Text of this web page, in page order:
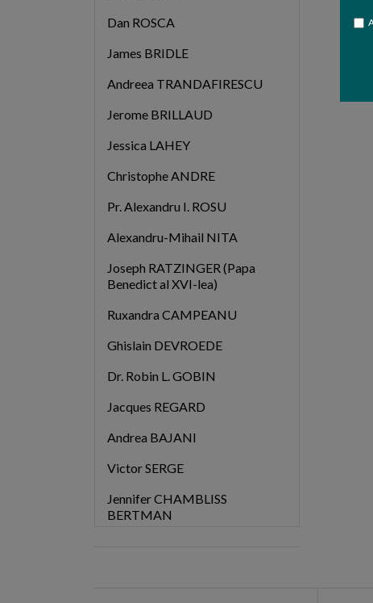
Dan ROSCA
James BRIDLE
Andreea TRANDAFIRESCU
Jerome BRILLAUD
Jessica LAHEY
Christophe ANDRE
Pr. Alexandru I. ROSU
Alexandru-Mihail NITA
Joseph RATZINGER (Papa
Benedict al XVI-lea)
Ruxandra CAMPEANU
Ghislain DEVROEDE
Dr. Robin L. GOBIN
Jacques REGARD
Andrea BAJANI
Victor SERGE
Jennifer CHAMBLISS
BERTMAN